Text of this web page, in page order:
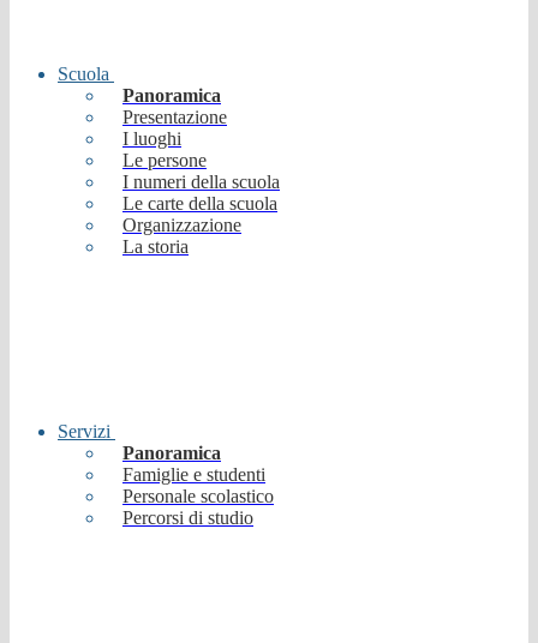
Scuola
Panoramica
Presentazione
I luoghi
Le persone
I numeri della scuola
Le carte della scuola
Organizzazione
La storia
Servizi
Panoramica
Famiglie e studenti
Personale scolastico
Percorsi di studio